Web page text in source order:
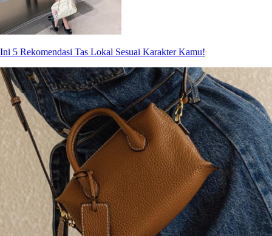
Ini 5 Rekomendasi Tas Lokal Sesuai Karakter Kamu!